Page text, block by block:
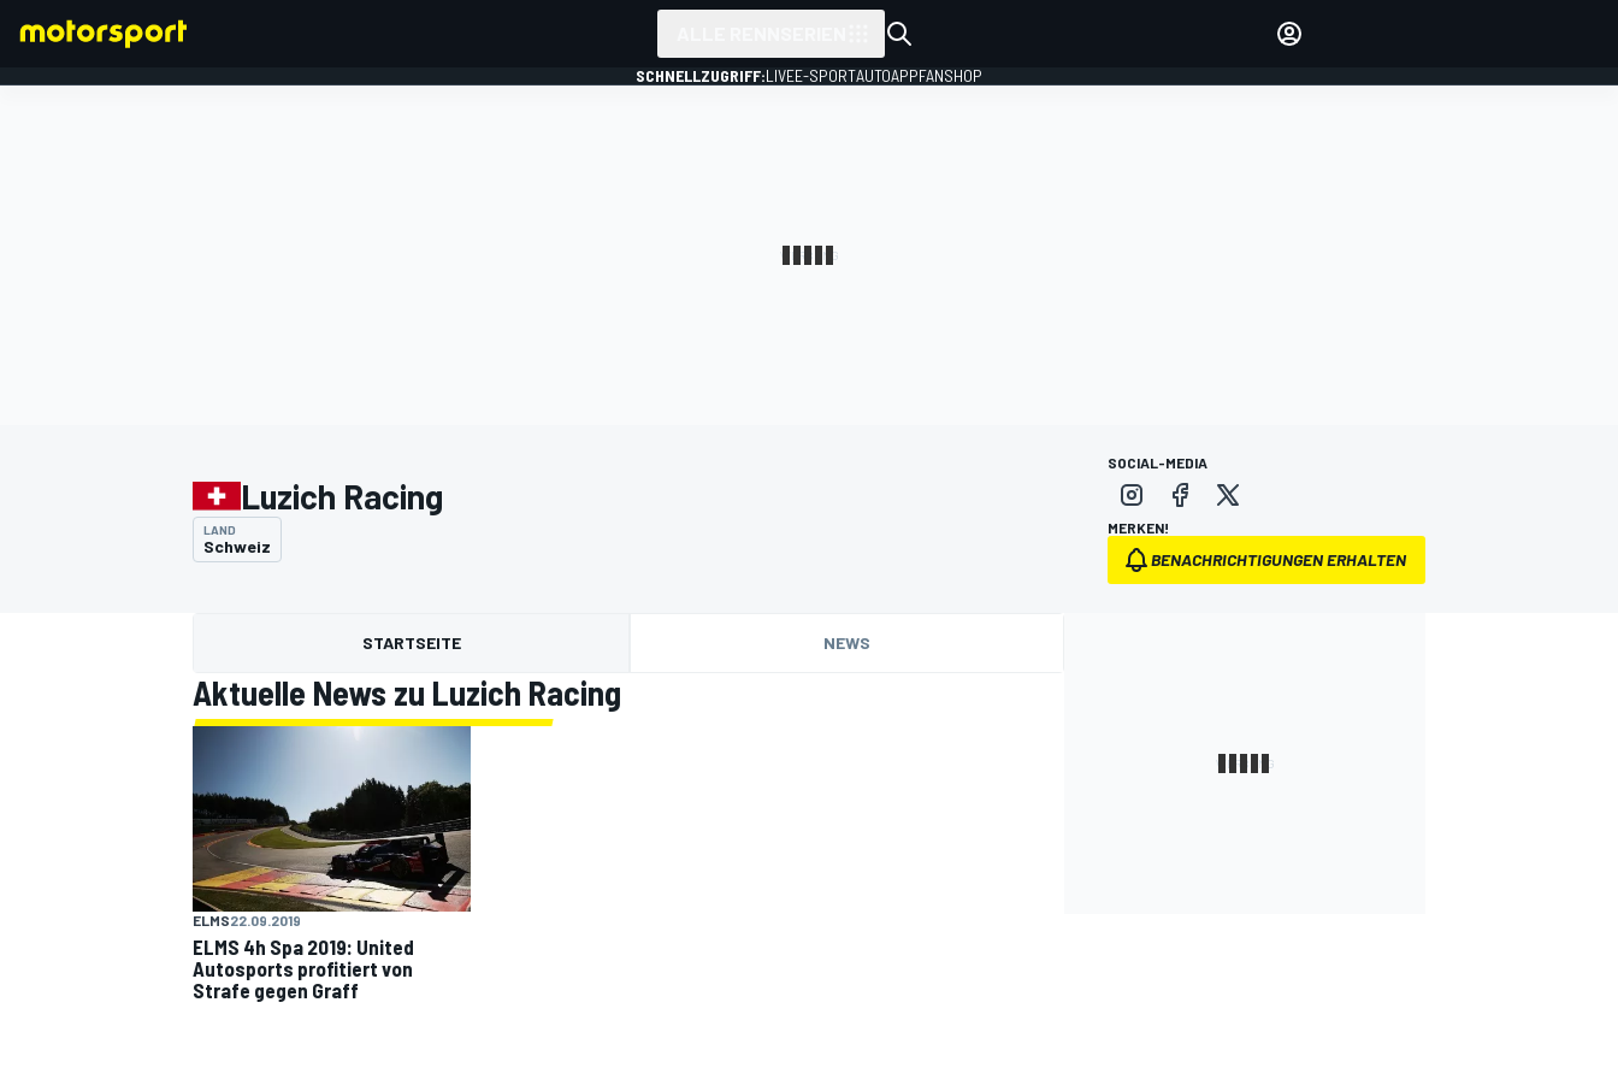
EINLOGGEN
SCHNELLZUGRIFF:LIVEE-SPORTAUTOAPPFANSHOP
Luzich Racing
LAND
Schweiz
SOCIAL-MEDIA
MERKEN!
BENACHRICHTIGUNGEN ERHALTEN
STARTSEITE NEWS
Aktuelle News zu Luzich Racing
ELMS22.09.2019
ELMS 4h Spa 2019: United
Autosports profitiert von
Strafe gegen Graff